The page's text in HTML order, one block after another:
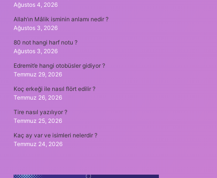
Ağustos 4, 2026
Allah’ın Mâlik isminin anlamı nedir ?
Ağustos 3, 2026
80 not hangi harf notu ?
Ağustos 3, 2026
Edremit’e hangi otobüsler gidiyor ?
Temmuz 29, 2026
Koç erkeği ile nasıl flört edilir ?
Temmuz 26, 2026
Tire nasıl yazılıyor ?
Temmuz 25, 2026
Kaç ay var ve isimleri nelerdir ?
Temmuz 24, 2026